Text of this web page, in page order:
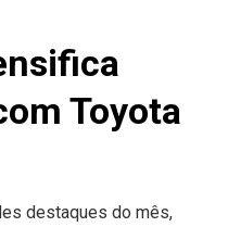
Toyota
destaques do mês,